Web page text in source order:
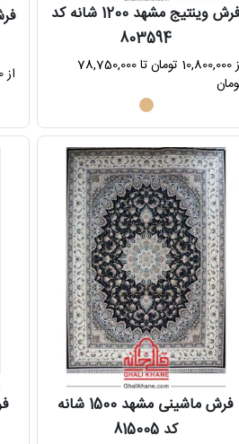
فرش وینتیج مشهد 1200 شانه کد
803594
از 10,800,000 تومان تا 78,750,000
از 9,900,000 تومان تا 67,680,000 تومان
فرش ماشینی مشهد 1500 شانه
کد 815005